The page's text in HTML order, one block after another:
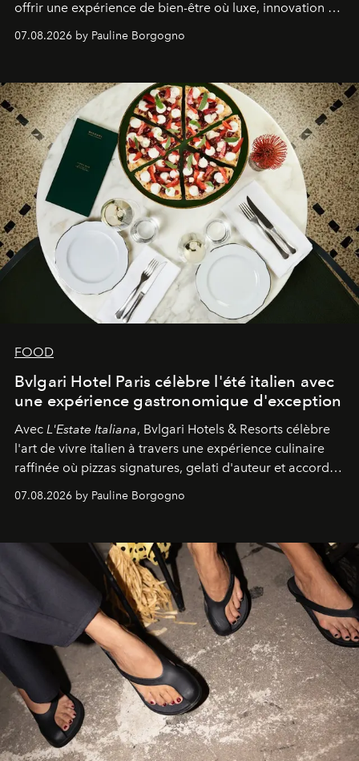
offrir une expérience de bien-être où luxe, innovation et
07.08.2026 by Pauline Borgogno
FOOD
Bvlgari Hotel Paris célèbre l'été italien avec
une expérience gastronomique d'exception
Avec L'Estate Italiana, Bvlgari Hotels & Resorts célèbre
l'art de vivre italien à travers une expérience culinaire
raffinée où pizzas signatures, gelati d'auteur et accords
07.08.2026 by Pauline Borgogno